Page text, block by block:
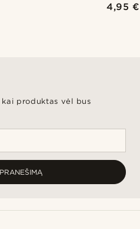
4,95 €
produktas vėl bus